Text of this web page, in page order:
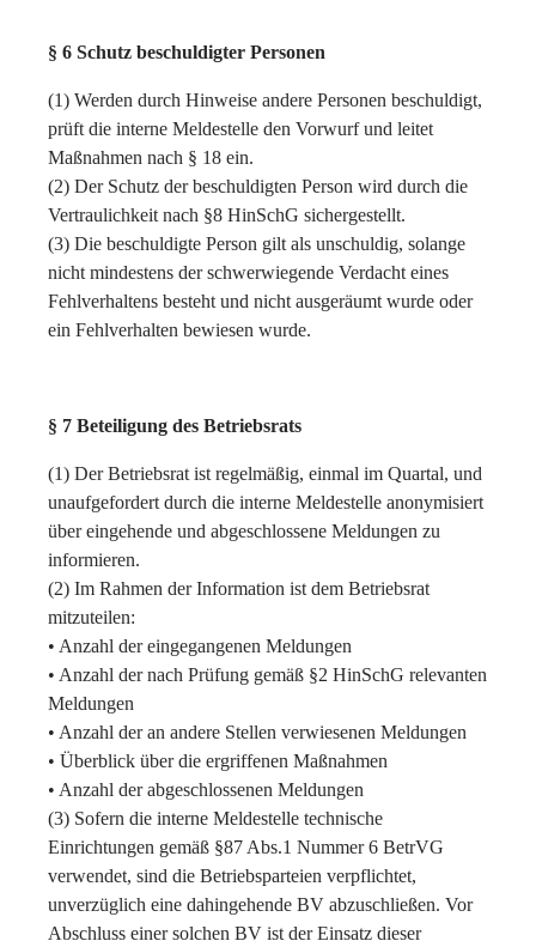
§ 6 Schutz beschuldigter Personen
(1) Werden durch Hinweise andere Personen beschuldigt,
prüft die interne Meldestelle den Vorwurf und leitet
Maßnahmen nach § 18 ein.
(2) Der Schutz der beschuldigten Person wird durch die
Vertraulichkeit nach §8 HinSchG sichergestellt.
(3) Die beschuldigte Person gilt als unschuldig, solange
nicht mindestens der schwerwiegende Verdacht eines
Fehlverhaltens besteht und nicht ausgeräumt wurde oder
ein Fehlverhalten bewiesen wurde.
§ 7 Beteiligung des Betriebsrats
(1) Der Betriebsrat ist regelmäßig, einmal im Quartal, und
unaufgefordert durch die interne Meldestelle anonymisiert
über eingehende und abgeschlossene Meldungen zu
informieren.
(2) Im Rahmen der Information ist dem Betriebsrat
mitzuteilen:
• Anzahl der eingegangenen Meldungen
• Anzahl der nach Prüfung gemäß §2 HinSchG relevanten
Meldungen
• Anzahl der an andere Stellen verwiesenen Meldungen
• Überblick über die ergriffenen Maßnahmen
• Anzahl der abgeschlossenen Meldungen
(3) Sofern die interne Meldestelle technische
Einrichtungen gemäß §87 Abs.1 Nummer 6 BetrVG
verwendet, sind die Betriebsparteien verpflichtet,
unverzüglich eine dahingehende BV abzuschließen. Vor
Abschluss einer solchen BV ist der Einsatz dieser